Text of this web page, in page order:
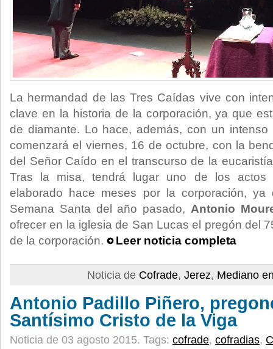
La hermandad de las Tres Caídas vive con
clave en la historia de la corporación, ya que
de diamante. Lo hace, además, con un
comenzará el viernes, 16 de octubre, con la
del Señor Caído en el transcurso de la
Tras la misa, tendrá lugar uno de los actos
elaborado hace meses por la corporación,
Semana Santa del año pasado, Antonio
ofrecer en la iglesia de San Lucas el pregón del
de la corporación.
Leer noticia completa
Noticia de Cofrade, Jerez, Mediano
Antonio Padillo Piñero,
Santísimo Cristo de la Viga
Noticia de 03 agosto 2015. Tags: cofrade, cofradias,